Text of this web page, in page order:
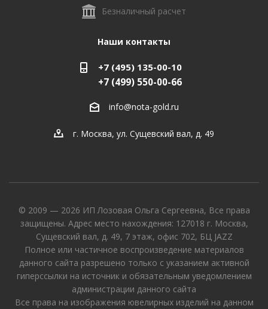
Безналичный расчет
Наши контакты
+7 (495) 135-00-10
+7 (499) 550-00-66
info@nota-gold.ru
г. Москва, ул. Сущевский вал, д. 49
© 2009 — 2026 ИП Лозовая Ольга Сергеевна, Все права
защищены. Адрес место нахождения: 127018 г. Москва,
Сущевский вал, д. 49, 7 этаж, офис 702, БЦ JAZZ
Полное или частичное воспроизведение материалов
данного сайта разрешено только с указанием активной
гиперссылки на источник и обязательным уведомлением
администрации данного сайта
Все права на изображения ювелирных изделий на данном